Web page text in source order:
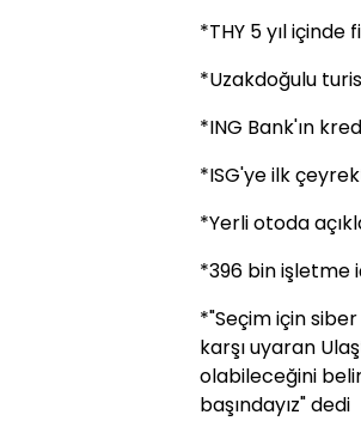
*THY 5 yıl
*Uzakdoğulu
*ING Bank'ın
*ISG'ye ilk
*Yerli otoda
*396 bin işletme
*"Seçim için
karşı uyaran
olabileceğini
başındayız" dedi